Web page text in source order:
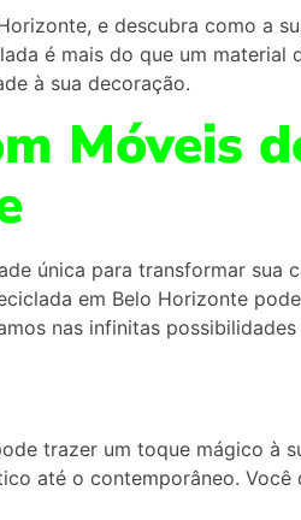
e descubra como a
é mais do que um material
à sua decoração.
Móveis
única para transformar sua
em Belo Horizonte
nas infinitas
trazer um toque mágico à
até o contemporâneo.